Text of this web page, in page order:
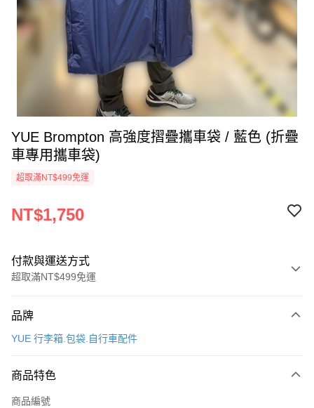
YUE Brompton 高強度摺疊攜車袋 / 藍色 (折疊
車專用攜車袋)
超取滿NT$499免運
NT$1,750
付款與運送方式
超取滿NT$499免運
信用卡一次付款
LINE Pay
Apple Pay
品牌
YUE 行李箱.包袋.自行車配件
商品特色
商品編號